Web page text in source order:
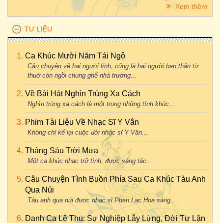
Xem thêm
TƯ LIỆU
Ca Khúc Mười Năm Tái Ngộ
Câu chuyện về hai người lính, cũng là hai người bạn thân từ
thuở còn ngồi chung ghế nhà trường...
Về Bài Hát Nghìn Trùng Xa Cách
Nghìn trùng xa cách là một trong những tình khúc...
Phim Tài Liệu Về Nhạc Sĩ Y Vân
Không chỉ kể lại cuộc đời nhạc sĩ Y Vân...
Tháng Sáu Trời Mưa
Một ca khúc nhạc trữ tình, được sáng tác...
Câu Chuyện Tình Buồn Phía Sau Ca Khúc Tàu Anh
Qua Núi
Tàu anh qua núi được nhạc sĩ Phan Lạc Hoa sáng...
Danh Ca Lệ Thu: Sự Nghiệp Lẫy Lừng, Đời Tư Lận